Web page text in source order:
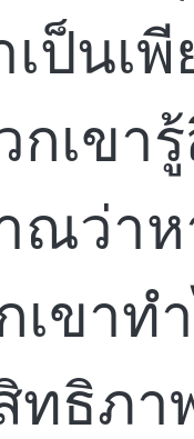
ป็นเ
กเขา
ว่าห
ขาท
ทธิภา